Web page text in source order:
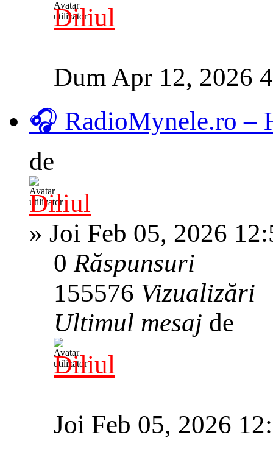
Diliul
Dum Apr 12, 2026
🎧 RadioMynele.ro –
de
Diliul
» Joi Feb 05, 2026
0Răspunsuri
155576 Vizualizări
Ultimul mesaj de
Diliul
Joi Feb 05, 2026